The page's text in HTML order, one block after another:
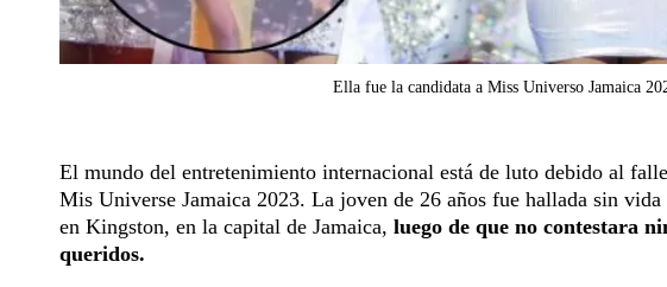
Ella fue la candidata a Miss Universo Jamaica
El mundo del entretenimiento internacional está de luto debido al
Mis Universe Jamaica 2023. La joven de 26 años fue hallada sin
en Kingston, en la capital de Jamaica, luego de que no contestara
queridos.